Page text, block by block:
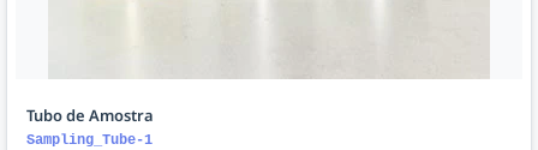
Tubo de Amostra
Sampling_Tube-1